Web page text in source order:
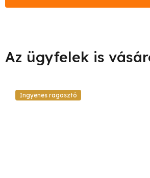
Ingyenes ragasztó